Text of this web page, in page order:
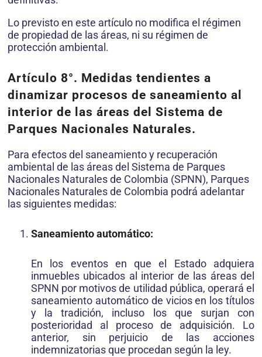
Lo previsto en este artículo no modifica el régimen
de propiedad de las áreas, ni su régimen de
protección ambiental.
Artículo 8°. Medidas tendientes a
dinamizar procesos de sanea­miento al
interior de las áreas del Sistema de
Parques Nacionales Naturales.
Para efectos del saneamiento y recuperación
ambiental de las áreas del Sistema de Parques
Nacionales Naturales de Colombia (SPNN), Parques
Nacionales Naturales de Colombia podrá adelantar
las siguientes medidas:
Saneamiento automático:
En los eventos en que el Estado ad­quiera
inmuebles ubicados al interior de las áreas del
SPNN por motivos de utilidad pública, operará el
saneamiento auto­mático de vicios en los títulos
y la tradición, incluso los que surjan con
posterioridad al proceso de adquisición. Lo
ante­rior, sin perjuicio de las acciones
indemnizatorias que proce­dan según la ley.